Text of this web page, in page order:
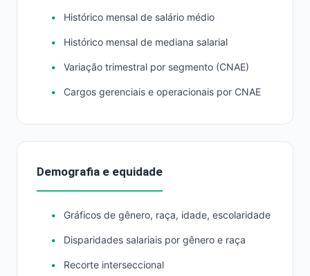
Histórico mensal de salário médio
Histórico mensal de mediana salarial
Variação trimestral por segmento (CNAE)
Cargos gerenciais e operacionais por CNAE
Demografia e equidade
Gráficos de gênero, raça, idade, escolaridade
Disparidades salariais por gênero e raça
Recorte interseccional